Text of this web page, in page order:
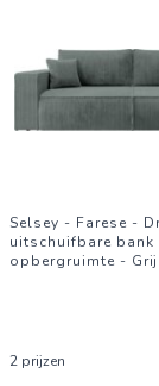
Selsey - Farese -
uitschuifbare bank
opbergruimte -
2 prijzen